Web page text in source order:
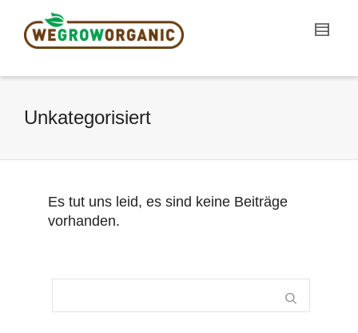
Unkategorisiert
Es tut uns leid, es sind keine Beiträge
vorhanden.